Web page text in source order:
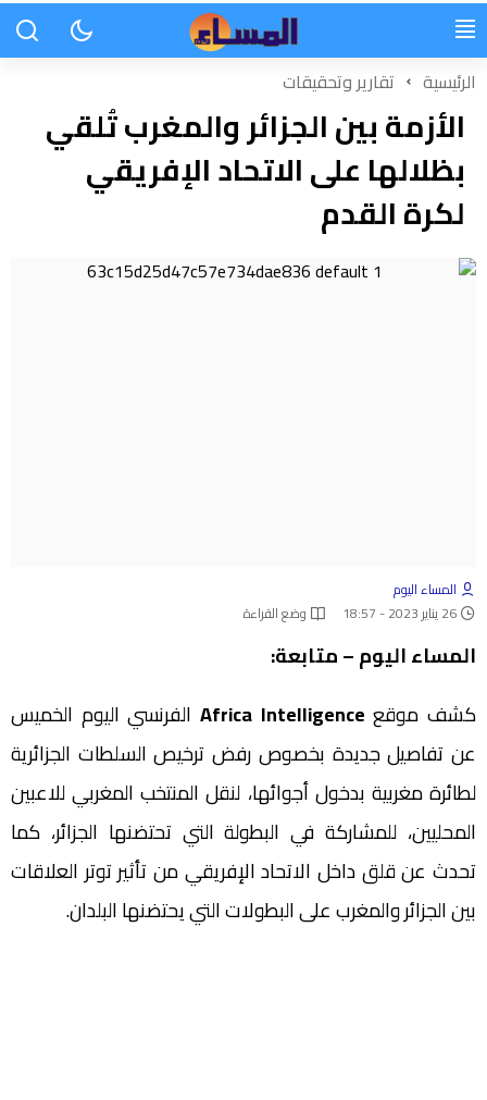
الرئيسية تقارير وتحقيقات
الأزمة بين الجزائر والمغرب تُلقي
بظلالها على الاتحاد الإفريقي
لكرة القدم
المساء اليوم
26 يناير 2023 - 18:57
وضع القراءة
المساء اليوم – متابعة:
كشف موقع Africa Intelligence الفرنسي اليوم الخميس
عن تفاصيل جديدة بخصوص رفض ترخيص السلطات الجزائرية
لطائرة مغربية بدخول أجوائها، لنقل المنتخب المغربي للاعبين
المحليين، للمشاركة في البطولة التي تحتضنها الجزائر، كما
تحدث عن قلق داخل الاتحاد الإفريقي من تأثير توتر العلاقات
بين الجزائر والمغرب على البطولات التي يحتضنها البلدان.